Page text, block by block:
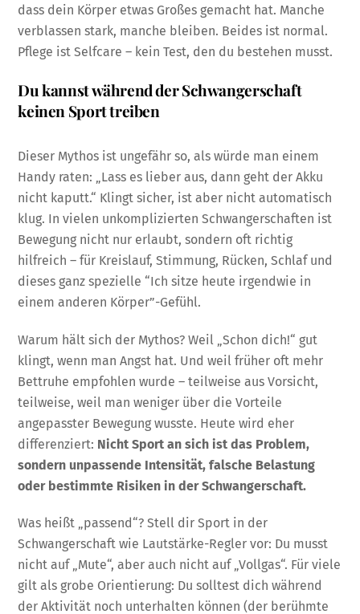
dass dein Körper etwas Großes gemacht hat. Manche
verblassen stark, manche bleiben. Beides ist normal.
Pflege ist Selfcare – kein Test, den du bestehen musst.
Du kannst während der Schwangerschaft
keinen Sport treiben
Dieser Mythos ist ungefähr so, als würde man einem
Handy raten: „Lass es lieber aus, dann geht der Akku
nicht kaputt.“ Klingt sicher, ist aber nicht automatisch
klug. In vielen unkomplizierten Schwangerschaften ist
Bewegung nicht nur erlaubt, sondern oft richtig
hilfreich – für Kreislauf, Stimmung, Rücken, Schlaf und
dieses ganz spezielle “Ich sitze heute irgendwie in
einem anderen Körper”-Gefühl.
Warum hält sich der Mythos? Weil „Schon dich!“ gut
klingt, wenn man Angst hat. Und weil früher oft mehr
Bettruhe empfohlen wurde – teilweise aus Vorsicht,
teilweise, weil man weniger über die Vorteile
angepasster Bewegung wusste. Heute wird eher
differenziert: Nicht Sport an sich ist das Problem,
sondern unpassende Intensität, falsche Belastung
oder bestimmte Risiken in der Schwangerschaft.
Was heißt „passend“? Stell dir Sport in der
Schwangerschaft wie Lautstärke-Regler vor: Du musst
nicht auf „Mute“, aber auch nicht auf „Vollgas“. Für viele
gilt als grobe Orientierung: Du solltest dich während
der Aktivität noch unterhalten können (der berühmte